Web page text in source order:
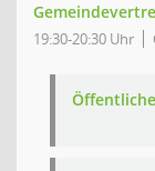
19:30-20:30 Uhr